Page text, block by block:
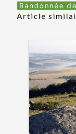
Randonnée
Article